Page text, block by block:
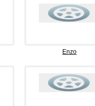
Enzo